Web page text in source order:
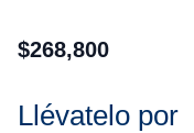
$268,800
Llévatelo por